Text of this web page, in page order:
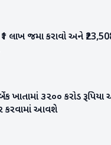
લાખ જમા કરાવો અને
ખાતામાં ૩૨૦૦ કરોડ
કરવામાં આવશે